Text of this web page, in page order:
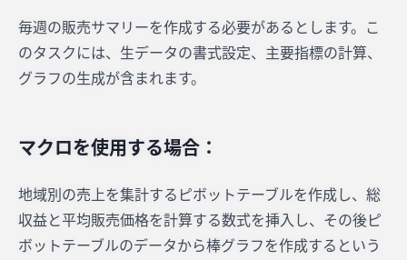
毎週の販売サマリーを作成する必要があるとします。こ
のタスクには、生データの書式設定、主要指標の計算、
グラフの生成が含まれます。
マクロを使用する場合：
地域別の売上を集計するピボットテーブルを作成し、総
収益と平均販売価格を計算する数式を挿入し、その後ピ
ボットテーブルのデータから棒グラフを作成するという